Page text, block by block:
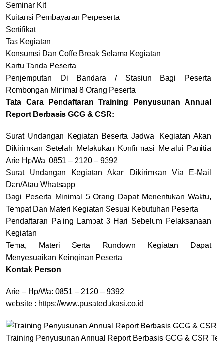
Seminar Kit
Kuitansi Pembayaran Perpeserta
Sertifikat
Tas Kegiatan
Konsumsi Dan Coffe Break Selama Kegiatan
Kartu Tanda Peserta
Penjemputan Di Bandara / Stasiun Bagi Peserta
Rombongan Minimal 8 Orang Peserta
Tata Cara Pendaftaran Training Penyusunan Annual
Report Berbasis GCG & CSR:
Surat Undangan Kegiatan Beserta Jadwal Kegiatan Akan
Dikirimkan Setelah Melakukan Konfirmasi Melalui Panitia
Arie Hp/Wa: 0851 – 2120 – 9392
Surat Undangan Kegiatan Akan Dikirimkan Via E-Mail
Dan/Atau Whatsapp
Bagi Peserta Minimal 5 Orang Dapat Menentukan Waktu,
Tempat Dan Materi Kegiatan Sesuai Kebutuhan Peserta
Pendaftaran Paling Lambat 3 Hari Sebelum Pelaksanaan
Kegiatan
Tema, Materi Serta Rundown Kegiatan Dapat
Menyesuaikan Keinginan Peserta
Kontak Person
Arie – Hp/Wa: 0851 – 2120 – 9392
website : https://www.pusatedukasi.co.id
Training Penyusunan Annual Report Berbasis GCG & CSR